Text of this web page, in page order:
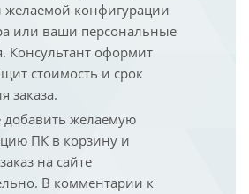
желаемой конфигурации
или ваши персональные
Консультант оформит
стоимость и срок
заказа.
желаемую
ПК в корзину и
на сайте
В комментарии к